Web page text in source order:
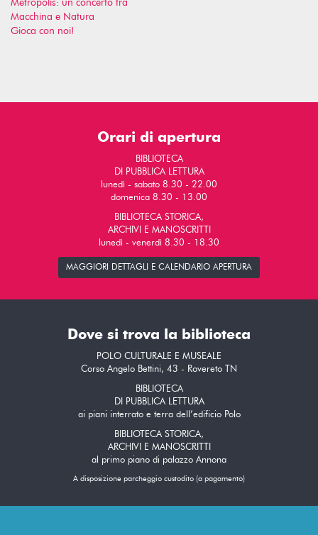
Metropolis: un concerto tra
Macchina e Natura
Gioca con noi!
Orari di apertura
BIBLIOTECA
DI PUBBLICA LETTURA
lunedì - sabato 8.30 - 22.00
domenica 8.30 - 13.00
BIBLIOTECA STORICA,
ARCHIVI E MANOSCRITTI
lunedì - venerdì 8.30 - 18.30
MAGGIORI DETTAGLI E CALENDARIO APERTURA
Dove si trova la biblioteca
POLO CULTURALE E MUSEALE
Corso Angelo Bettini, 43 - Rovereto TN
BIBLIOTECA
DI PUBBLICA LETTURA
ai piani interrato e terra dell’edificio Polo
BIBLIOTECA STORICA,
ARCHIVI E MANOSCRITTI
al primo piano di palazzo Annona
A disposizione parcheggio custodito (a pagamento)